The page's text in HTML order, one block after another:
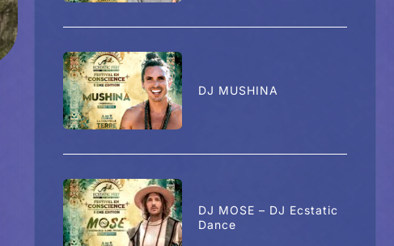
DJ MUSHINA
DJ MOSE – DJ Ecstatic
Dance